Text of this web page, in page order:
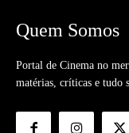
Quem Somos
Portal de Cinema no
matérias, críticas e tudo